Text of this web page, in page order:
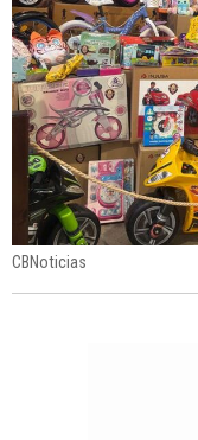
CBNoticias